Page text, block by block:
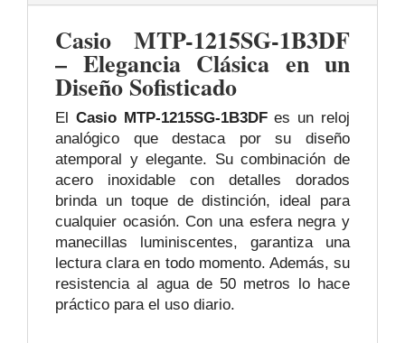
Casio MTP-1215SG-1B3DF
– Elegancia Clásica en un
Diseño Sofisticado
El Casio MTP-1215SG-1B3DFes un reloj
analógico que destaca por su diseño
atemporal y elegante. Su combinación de
acero inoxidable con detalles dorados
brinda un toque de distinción, ideal para
cualquier ocasión. Con una esfera negra y
manecillas luminiscentes, garantiza una
lectura clara en todo momento. Además, su
resistencia al agua de 50 metros lo hace
práctico para el uso diario.